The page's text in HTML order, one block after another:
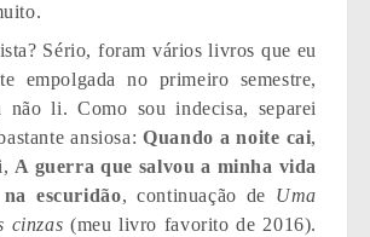
Sério, foram vários livros que eu
empolgada no primeiro semestre,
não li. Como sou indecisa, separei
ansiosa:Quando a noite cai,
A guerra que salvou a minha vida
escuridão, continuação de Uma
cinzas (meu livro favorito de 2016).